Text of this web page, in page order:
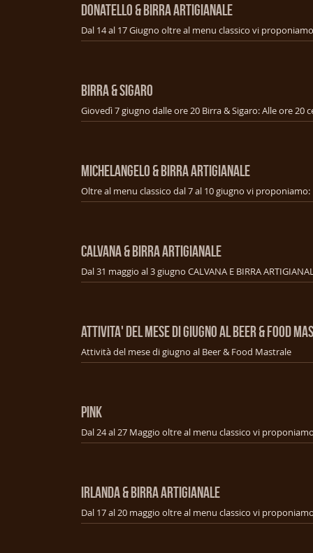
DONATELLO & BIRRA ARTIGIANALE
BIRRA & SIGARO
MICHELANGELO & BIRRA ARTIGIANALE
CALVANA & BIRRA ARTIGIANALE
ATTIVITA' DEL MESE DI GIUGNO AL BEER & FOOD
Attività del mese di giugno al Beer & Food Mastrale
PINK
IRLANDA & BIRRA ARTIGIANALE